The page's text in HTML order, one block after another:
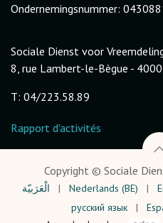
Ondernemingsnummer:
Sociale Dienst voor
8, rue Lambert-le-Bègue -
T: 04/223.58.89
Rapport d'activités
Copyright © Sociale
الْعَرَبيّة | Nederlands (BE) |
русский язык
|